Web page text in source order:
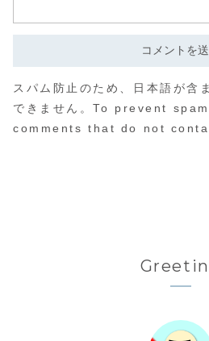
スパム防止のため、日本語が含
できません。To prevent
comments that do not